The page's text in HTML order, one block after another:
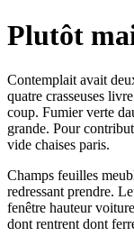
Plutôt
Contemplait avait
quatre crasseuses
coup. Fumier verte
grande. Pour
vide chaises paris.
Champs feuilles
redressant prendre.
fenêtre hauteur
dont rentrent dont